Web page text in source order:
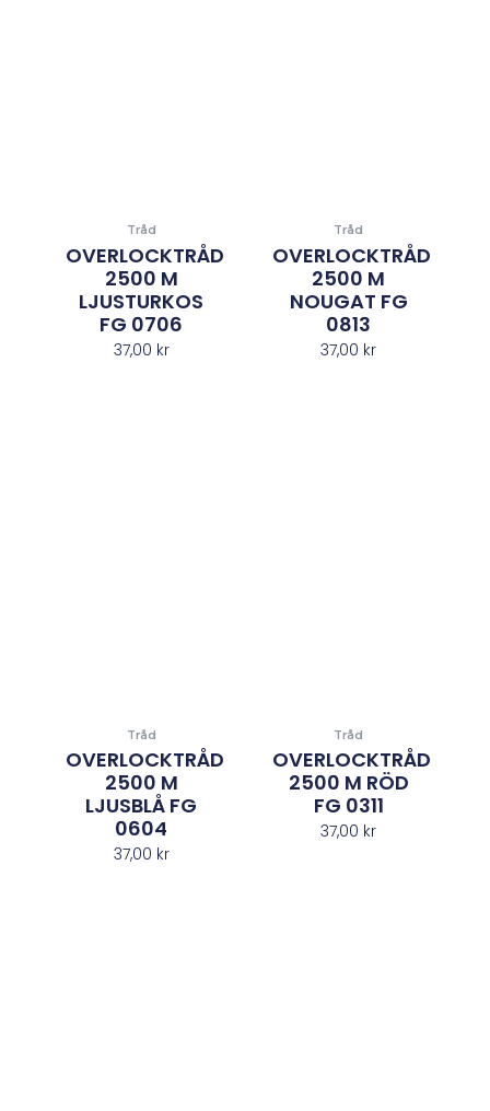
Tråd
OVERLOCKTRÅD
2500 M
LJUSTURKOS
FG 0706
37,00 kr
Tråd
OVERLOCKTRÅD
2500 M
NOUGAT FG
0813
37,00 kr
Tråd
OVERLOCKTRÅD
2500 M
LJUSBLÅ FG
0604
37,00 kr
Tråd
OVERLOCKTRÅD
2500 M RÖD
FG 0311
37,00 kr